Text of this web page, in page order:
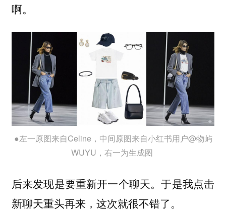
啊。
●左一原图来自Celine，中间原图来自小红书用户@物屿
WUYU，右一为生成图
后来发现是要重新开一个聊天。于是我点击
新聊天重头再来，这次就很不错了。